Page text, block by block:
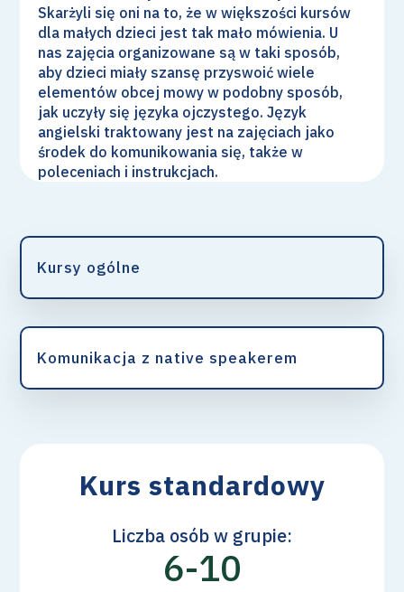
Skarżyli się oni na to, że w większości kursów
dla małych dzieci jest tak mało mówienia. U
nas zajęcia organizowane są w taki sposób,
aby dzieci miały szansę przyswoić wiele
elementów obcej mowy w podobny sposób,
jak uczyły się języka ojczystego. Język
angielski traktowany jest na zajęciach jako
środek do komunikowania się, także w
poleceniach i instrukcjach.
Kursy ogólne
Komunikacja z native speakerem
Kurs standardowy
Liczba osób w grupie:
6-10